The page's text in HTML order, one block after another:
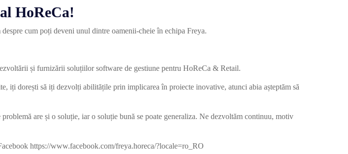
HoReCa!
cum poți deveni unul dintre oamenii-cheie în echipa Freya.
și furnizării soluțiilor software de gestiune pentru HoReCa & Retail.
iți dorești să iți dezvolți abilitățile prin implicarea în proiecte inovative, atunci abia așteptăm să
are și o soluție, iar o soluție bună se poate generaliza. Ne dezvoltăm continuu, motiv
https://www.facebook.com/freya.horeca/?locale=ro_RO